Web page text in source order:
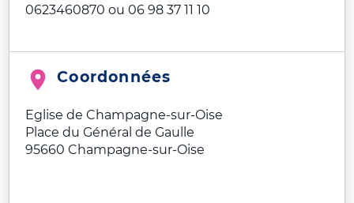
0623460870 ou 06 98 37 11 10
Coordonnées
Eglise de Champagne-sur-Oise
Place du Général de Gaulle
95660 Champagne-sur-Oise